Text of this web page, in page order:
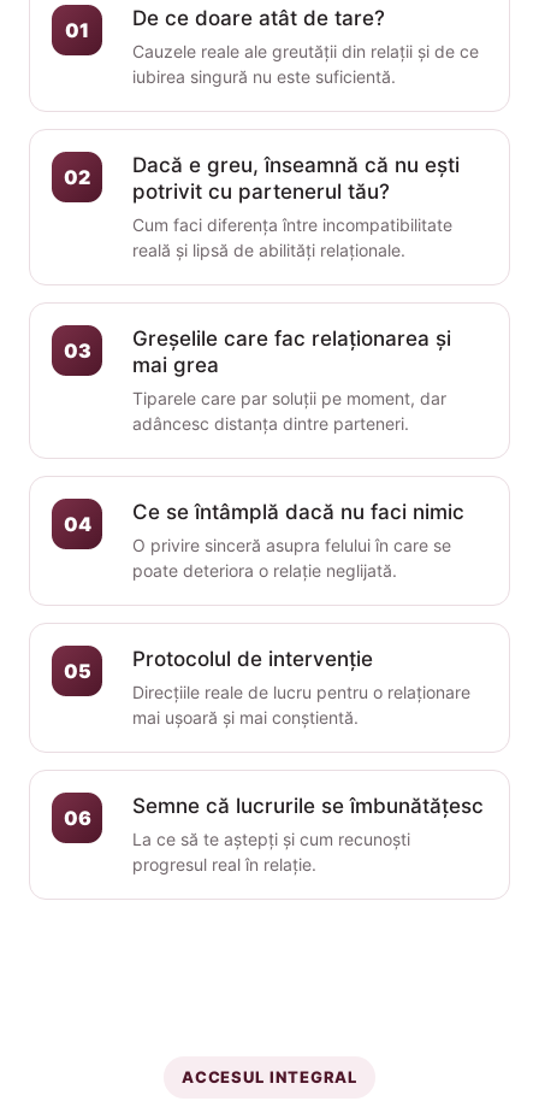
01 De ce doare atât de tare?
Cauzele reale ale greutății din relații și de ce
iubirea singură nu este suficientă.
02
Dacă e greu, înseamnă că nu ești
potrivit cu partenerul tău?
Cum faci diferența între incompatibilitate
reală și lipsă de abilități relaționale.
03
Greșelile care fac relaționarea și
mai grea
Tiparele care par soluții pe moment, dar
adâncesc distanța dintre parteneri.
04 Ce se întâmplă dacă nu faci nimic
O privire sinceră asupra felului în care se
poate deteriora o relație neglijată.
05 Protocolul de intervenție
Direcțiile reale de lucru pentru o relaționare
mai ușoară și mai conștientă.
06 Semne că lucrurile se îmbunătățesc
La ce să te aștepți și cum recunoști
progresul real în relație.
ACCESUL INTEGRAL